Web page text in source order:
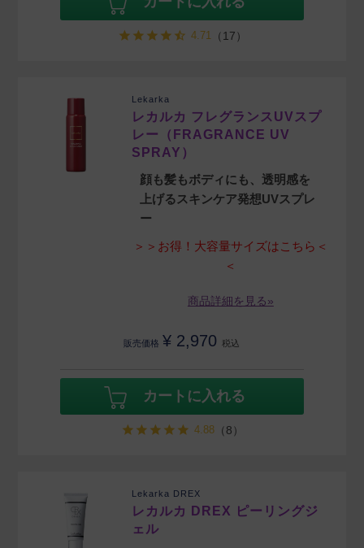
4.71（17）
Lekarka
レカルカ フレグランスUVスプ
レー（FRAGRANCE UV
SPRAY）
顔も髪もボディにも、透明感を
上げるスキンケア発想UVスプレ
ー
＞＞お得！大容量サイズはこちら＜
＜
商品詳細を見る»
販売価格 ¥ 2,970 税込
カートに入れる
4.88（8）
Lekarka DREX
レカルカ DREX ピーリングジ
ェル